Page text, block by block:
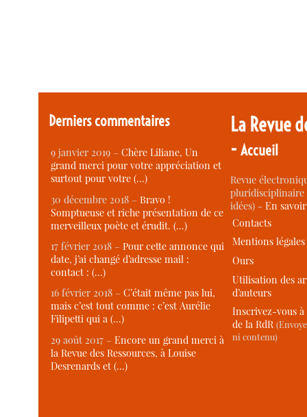
Derniers commentaires
9 janvier 2019 –Chère Liliane, Un
grand merci pour votre appréciation et
surtout pour votre (…)
30 décembre 2018 –Bravo !
Somptueuse et riche présentation de ce
merveilleux poète et érudit. (…)
17 février 2018 –Pour cette annonce qui
date, j’ai changé d’adresse mail :
contact : (…)
16 février 2018 –C’était même pas lui,
mais c’est tout comme : c’est Aurélie
Filipetti qui a (…)
29 août 2017 –Encore un grand merci à
la Revue des Ressources, à Louise
Desrenards et (…)
La Revue
-Accueil
Revue
idées) -En
Contacts
Mentions légales
Ours
Utilisation des
d’auteurs
Inscrivez-vous
de la RdR
ni contenu)